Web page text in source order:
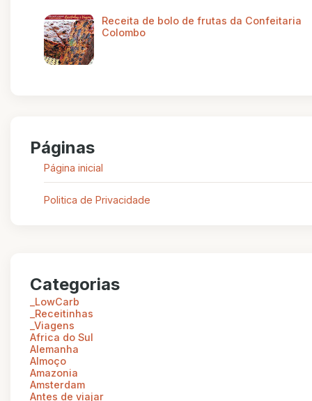
Receita de bolo de frutas da Confeitaria
Colombo
Páginas
Página inicial
Politica de Privacidade
Categorias
_LowCarb
_Receitinhas
_Viagens
Africa do Sul
Alemanha
Almoço
Amazonia
Amsterdam
Antes de viajar